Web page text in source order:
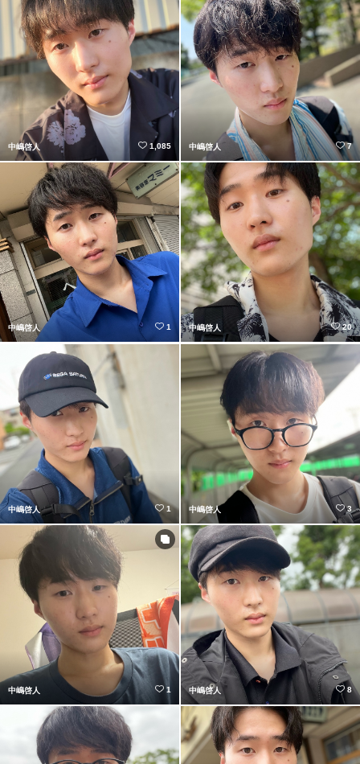
中嶋啓人 1,085 中嶋啓人 7
中嶋啓人 1 中嶋啓人 20
中嶋啓人 1 中嶋啓人 3
中嶋啓人 1 中嶋啓人 8